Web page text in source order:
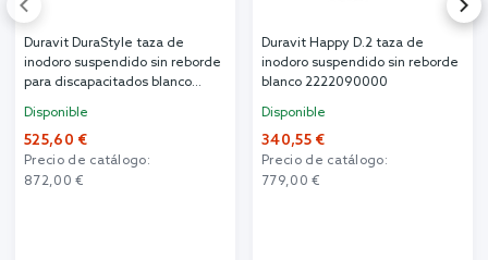
Duravit DuraStyle taza de
inodoro suspendido sin reborde
para discapacitados blanco
Disponible
525,60 €
Precio de catálogo:
872,00 €
Duravit Happy D.2 taza de
inodoro suspendido sin reborde
blanco 2222090000
Disponible
340,55 €
Precio de catálogo:
779,00 €